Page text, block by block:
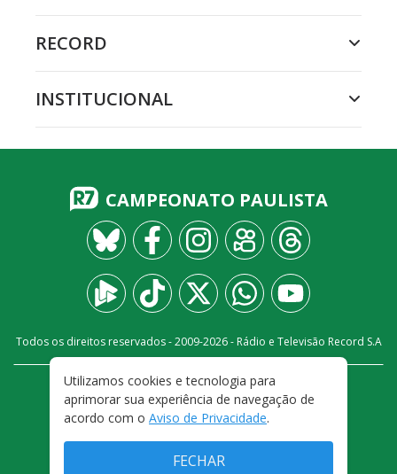
RECORD
INSTITUCIONAL
CAMPEONATO PAULISTA
Todos os direitos reservados - 2009-2026- Rádio e Televisão Record S.A
FALE CONOSCO
PRIVACIDADE
TERMOS E CONDIÇÕES DE USO
Utilizamos cookies e tecnologia para
aprimorar sua experiência de navegação de
acordo com o Aviso de Privacidade.
FECHAR